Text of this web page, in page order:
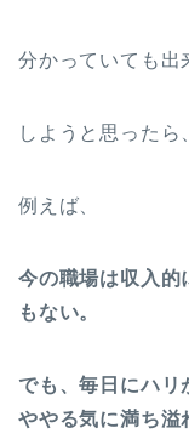
分かっていても出
しようと思ったら
例えば、
今の職場は収入的
もない。
でも、毎日にハリ
ややる気に満ち溢